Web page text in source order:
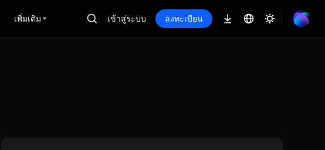
เพิ่มเติม เข้าสู่ระบบ ลงทะเบียน